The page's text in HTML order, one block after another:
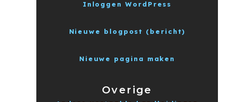
Inloggen WordPress
Nieuwe blogpost (bericht)
Nieuwe pagina maken
Overige